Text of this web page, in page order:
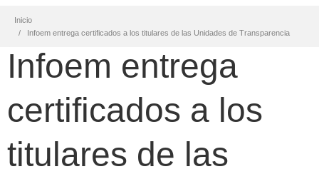
Inicio
Infoem entrega certificados a los titulares de las Unidades de Transparencia
Infoem entrega
certificados a los
titulares de las